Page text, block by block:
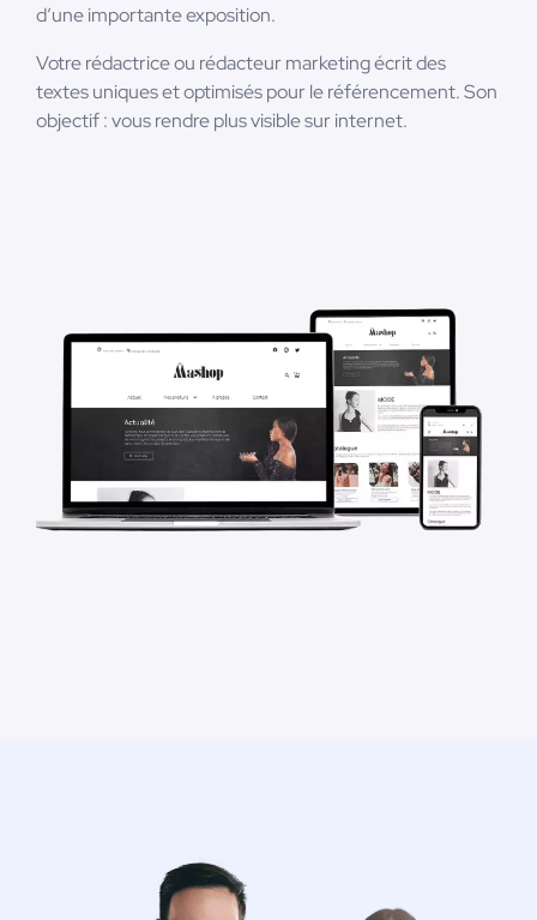
d’une importante exposition.
Votre rédactrice ou rédacteur marketing écrit des
textes uniques et optimisés pour le référencement. Son
objectif : vous rendre plus visible sur internet.